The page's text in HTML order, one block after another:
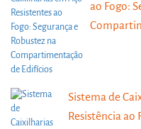
ao Fogo:
Sistema de
Resistência ao